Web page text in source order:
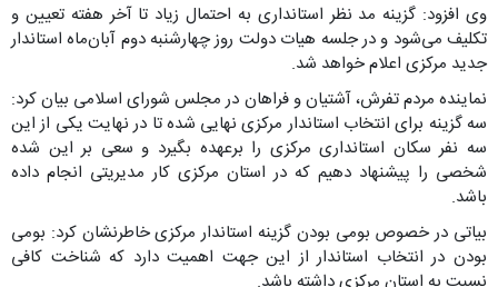
وی افزود: گزینه مد نظر استانداری به احتمال زیاد تا آخر هفته تعیین و
تکلیف می‌شود و در جلسه هیات دولت روز چهارشنبه دوم آبان‌ماه استاندار
جدید مرکزی اعلام خواهد شد.
نماینده مردم تفرش، آشتیان و فراهان در مجلس شورای اسلامی بیان کرد:
سه گزینه برای انتخاب استاندار مرکزی نهایی شده تا در نهایت یکی از این
سه نفر سکان استانداری مرکزی را برعهده بگیرد و سعی بر این شده
شخصی را پیشنهاد دهیم که در استان مرکزی کار مدیریتی انجام داده
باشد.
بیاتی در خصوص بومی بودن گزینه استاندار مرکزی خاطرنشان کرد: بومی
بودن در انتخاب استاندار از این جهت اهمیت دارد که شناخت کافی